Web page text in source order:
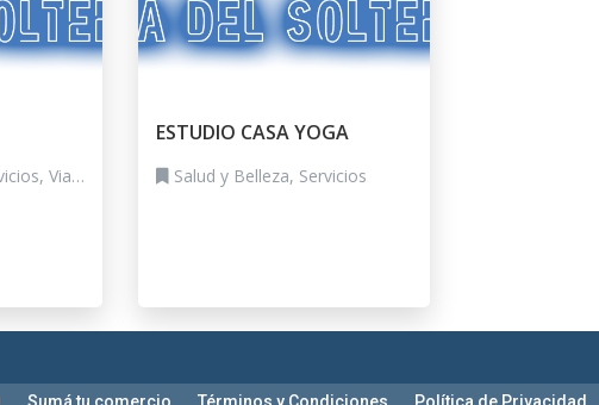
Experiencias
ESTUDIO CASA YOGA
Salud y Belleza, Servicios